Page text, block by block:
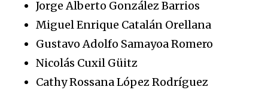
Jorge Alberto González Barrios
Miguel Enrique Catalán Orellana
Gustavo Adolfo Samayoa Romero
Nicolás Cuxil Güitz
Cathy Rossana López Rodríguez